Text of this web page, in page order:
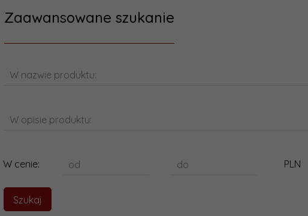
Zaawansowane szukanie
W nazwie produktu:
W opisie produktu:
W cenie: od do PLN